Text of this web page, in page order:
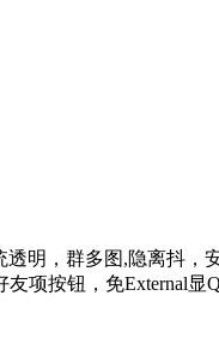
，群多图,隐离抖，
项按钮，免External